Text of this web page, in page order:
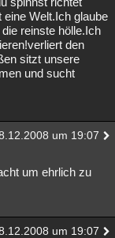
Welt.Ich glaube
reinste hölle.Ich
den
sitzt unsere
und sucht
um 19:07
um ehrlich zu
um 19:07